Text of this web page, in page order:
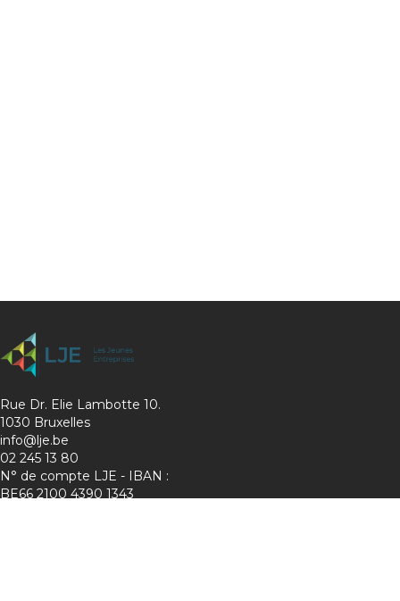
Rue Dr. Elie Lambotte 10.
1030 Bruxelles
info@lje.be
02 245 13 80
N° de compte LJE - IBAN :
BE66 2100 4390 1343